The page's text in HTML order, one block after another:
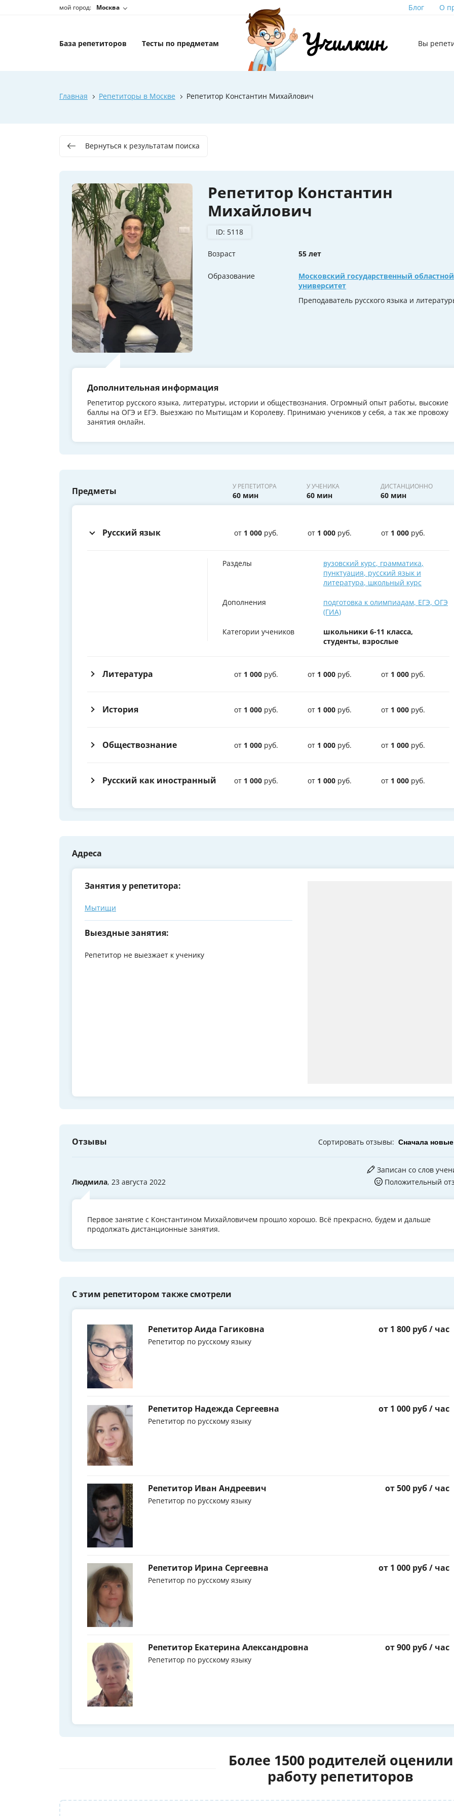
мой город: Москва Блог О
База репетиторов Тесты по предметам Вы
Главная Репетиторы в Москве Репетитор Константин Михайлович
Вернуться к результатам поиска
Репетитор Константин
Михайлович
ID: 5118
Возраст 55 лет
Образование
Московский государственный областной
университет
Преподаватель русского языка и
Дополнительная информация
Репетитор русского языка, литературы, истории и обществознания. Огромный опыт работы, высокие
баллы на ОГЭ и ЕГЭ. Выезжаю по Мытищам и Королеву. Принимаю учеников у себя, а так же провожу
занятия онлайн.
Предметы У РЕПЕТИТОРА
60 мин
У УЧЕНИКА
60 мин
ДИСТАНЦИОННО
60 мин
Русский язык от 1 000 руб. от 1 000 руб. от 1 000 руб.
Разделы вузовский курс, грамматика,
пунктуация, русский язык и
литература, школьный курс
Дополнения подготовка к олимпиадам, ЕГЭ, ОГЭ
(ГИА)
Категории учеников
школьники 6-11 класса,
студенты, взрослые
Литература от 1 000 руб. от 1 000 руб. от 1 000 руб.
История от 1 000 руб. от 1 000 руб. от 1 000 руб.
Обществознание от 1 000 руб. от 1 000 руб. от 1 000 руб.
Русский как иностранный от 1 000 руб. от 1 000 руб. от 1 000 руб.
Адреса
Занятия у репетитора:
Мытищи
Выездные занятия:
Репетитор не выезжает к ученику
Отзывы Сортировать отзывы:
Людмила, 23 августа 2022
Записан со слов
Положительный
Первое занятие с Константином Михайловичем прошло хорошо. Всё прекрасно, будем и дальше
продолжать дистанционные занятия.
С этим репетитором также смотрели
Репетитор Аида Гагиковна
Репетитор по русскому языку
от 1 800 руб / час
Репетитор Надежда Сергеевна
Репетитор по русскому языку
от 1 000 руб / час
Репетитор Иван Андреевич
Репетитор по русскому языку
от 500 руб / час
Репетитор Ирина Сергеевна
Репетитор по русскому языку
от 1 000 руб / час
Репетитор Екатерина Александровна
Репетитор по русскому языку
от 900 руб / час
Более 1500 родителей оценили
работу репетиторов